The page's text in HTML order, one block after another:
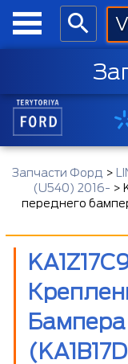
Запчасти Форд >
(U540) 2016- >
переднего